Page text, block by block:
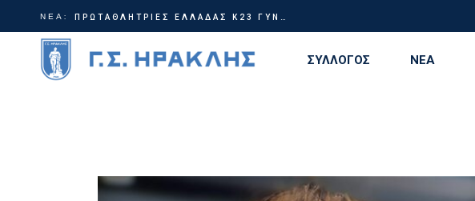
ΝΕΑ: ΠΡΩΤΑΘΛΗΤΡΙΕΣ ΕΛΛΑΔΑΣ Κ23 ΓΥΝΑΙΚΩΝ!
ΣΥΛΛΟΓΟΣ
Τίτλοι
ΝΕΑ